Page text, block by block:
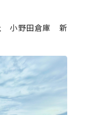
社 小野田倉庫 新